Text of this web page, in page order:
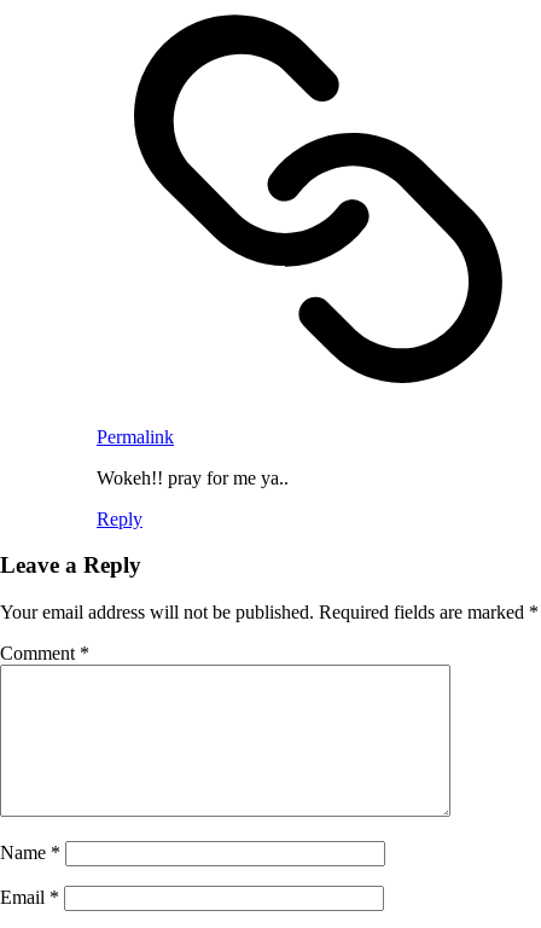
Permalink
Wokeh!! pray for me ya..
Reply
Leave a Reply
Your email address will not be published. Required fields are marked *
Comment *
Name *
Email *